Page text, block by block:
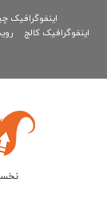
اینفوگرافیک
اینفوگرافیک کالج